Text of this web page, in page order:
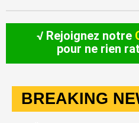
√ Rejoignez notre
pour ne rien
BREAKING